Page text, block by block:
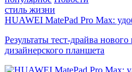
стиль жизни
HUAWEI MatePad Pro Max:
Результаты тест-драйва
дизайнерского планшета